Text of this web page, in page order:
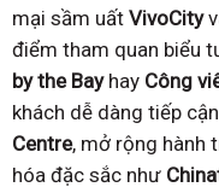
mại sầm uất VivoCity
điểm tham quan biểu
by the Bayhay Công
khách dễ dàng tiếp
Centre, mở rộng hành
hóa đặc sắc như